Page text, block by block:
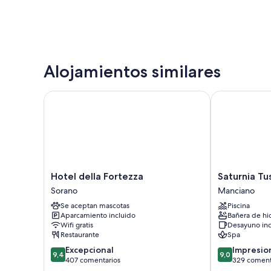
Alojamientos similares
Hotel
della
Fortezza
Sorano
Hotel della Fortezza
Sorano
Se aceptan mascotas
Aparcamiento incluido
Wifi gratis
Restaurante
9.4
sobre
9,4 Excepcional
407 comentarios
Hotel della Fortezza
Saturnia
Tuscany
Hotel
Manciano
Saturnia
Manciano
Piscina
Bañera de
Desayuno
Spa
9.0
sobre
9,0
329
Saturnia